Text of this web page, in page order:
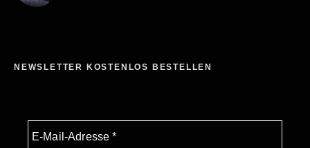
NEWSLETTER KOSTENLOS BESTELLEN